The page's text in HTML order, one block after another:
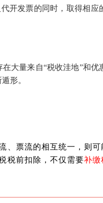
开发票的同时，取得相应
在大量来自“税收洼地”和
形。
、票流的相互统一，则可
税前扣除，不仅需要补缴